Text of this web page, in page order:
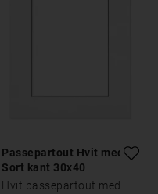
Passepartout Hvit med
Sort kant 30x40
Hvit passepartout med